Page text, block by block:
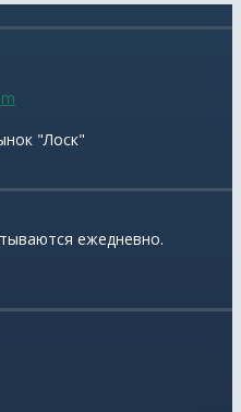
"Лоск"
ежедневно.